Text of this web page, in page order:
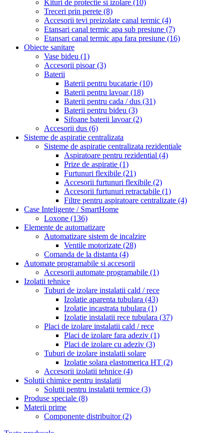
Kituri de protectie si izolare (10)
Treceri prin perete (8)
Accesorii tevi preizolate canal termic (4)
Etansari canal termic apa sub presiune (7)
Etansari canal termic apa fara presiune (16)
Obiecte sanitare
Vase bideu (1)
Accesorii pisoar(3)
Baterii
Baterii pentru bucatarie (10)
Baterii pentru lavoar(18)
Baterii pentru cada / dus (31)
Baterii pentru bideu (3)
Sifoane baterii lavoar(2)
Accesorii dus (6)
Sisteme de aspiratie centralizata
Sisteme de aspiratie centralizata rezidentiale
Aspiratoare pentru rezidential (4)
Prize de aspiratie (1)
Furtunuri flexibile (21)
Accesorii furtunuri flexibile (2)
Accesorii furtunuri retractabile (1)
Filtre pentru aspiratoare centralizate (4)
Case Inteligente / SmartHome
Loxone (136)
Elemente de automatizare
Automatizare sistem de incalzire
Ventile motorizate (28)
Comanda de la distanta (4)
Automate programabile si accesorii
Accesorii automate programabile (1)
Izolatii tehnice
Tuburi de izolare instalatii cald / rece
Izolatie aparenta tubulara (43)
Izolatie incastrata tubulara (1)
Izolatie instalatii rece tubulara (37)
Placi de izolare instalatii cald / rece
Placi de izolare fara adeziv (1)
Placi de izolare cu adeziv (3)
Tuburi de izolare instalatii solare
Izolatie solara elastomerica HT (2)
Accesorii izolatii tehnice (4)
Solutii chimice pentru instalatii
Solutii pentru instalatii termice (3)
Produse speciale (8)
Materii prime
Componente distribuitor(2)